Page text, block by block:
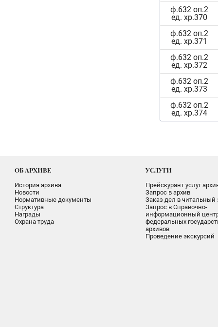
ф.632 оп.2
ед. хр.370
ф.632 оп.2
ед. хр.371
ф.632 оп.2
ед. хр.372
ф.632 оп.2
ед. хр.373
ф.632 оп.2
ед. хр.374
ОБ АРХИВЕ
История архива
Новости
Нормативные документы
Структура
Награды
Охрана труда
УСЛУГИ
Прейскурант услуг
Запрос в архив
Заказ дел в читальный
Запрос в Справочно-
информационный
федеральных
архивов
Проведение экскурсий